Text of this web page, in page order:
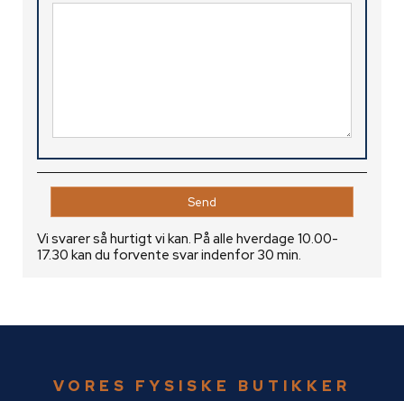
Vi svarer så hurtigt vi kan. På alle hverdage 10.00-
17.30 kan du forvente svar indenfor 30 min.
VORES FYSISKE BUTIKKER